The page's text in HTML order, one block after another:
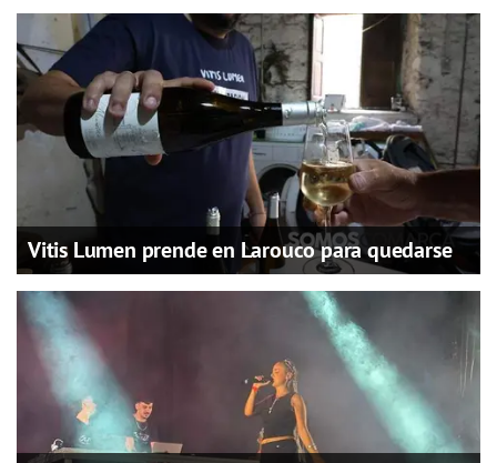
Vitis Lumen prende en Larouco para quedarse